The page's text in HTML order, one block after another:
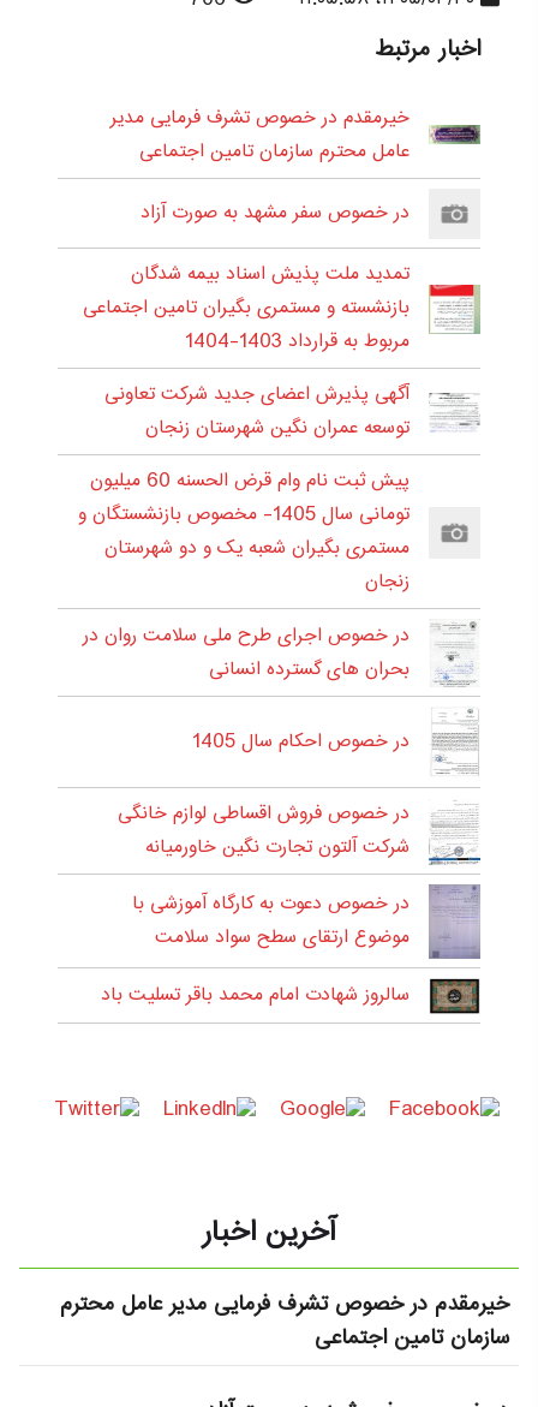
اخبار مرتبط
خیرمقدم در خصوص تشرف فرمایی مدیر
عامل محترم سازمان تامین اجتماعی
در خصوص سفر مشهد به صورت آزاد
تمدید ملت پذیش اسناد بیمه شدگان
بازنشسته و مستمری بگیران تامین اجتماعی
مربوط به قرارداد 1403-1404
آگهی پذیرش اعضای جدید شرکت تعاونی
توسعه عمران نگین شهرستان زنجان
پیش ثبت نام وام قرض الحسنه 60 میلیون
تومانی سال 1405- مخصوص بازنشستگان و
مستمری بگیران شعبه یک و دو شهرستان
زنجان
در خصوص اجرای طرح ملی سلامت روان در
بحران های گسترده انسانی
در خصوص احکام سال 1405
در خصوص فروش اقساطی لوازم خانگی
شرکت آلتون تجارت نگین خاورمیانه
در خصوص دعوت به کارگاه آموزشی با
موضوع ارتقای سطح سواد سلامت
سالروز شهادت امام محمد باقر تسلیت باد
آخرین اخبار
خیرمقدم در خصوص تشرف فرمایی مدیر عامل محترم
سازمان تامین اجتماعی